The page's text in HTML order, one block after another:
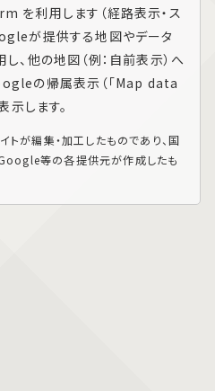
を利用します（経路表示・ス
が提供する地図やデータ
、他の地図（例：自前表示）へ
の帰属表示（「Map data
します。
が編集・加工したものであり、国
等の各提供元が作成したも